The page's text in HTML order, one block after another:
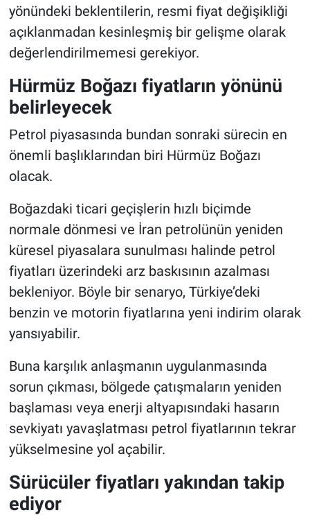
yönündeki beklentilerin, resmi fiyat değişikliği
açıklanmadan kesinleşmiş bir gelişme olarak
değerlendirilmemesi gerekiyor.
Hürmüz Boğazı fiyatların yönünü
belirleyecek
Petrol piyasasında bundan sonraki sürecin en
önemli başlıklarından biri Hürmüz Boğazı
olacak.
Boğazdaki ticari geçişlerin hızlı biçimde
normale dönmesi ve İran petrolünün yeniden
küresel piyasalara sunulması halinde petrol
fiyatları üzerindeki arz baskısının azalması
bekleniyor. Böyle bir senaryo, Türkiye’deki
benzin ve motorin fiyatlarına yeni indirim olarak
yansıyabilir.
Buna karşılık anlaşmanın uygulanmasında
sorun çıkması, bölgede çatışmaların yeniden
başlaması veya enerji altyapısındaki hasarın
sevkiyatı yavaşlatması petrol fiyatlarının tekrar
yükselmesine yol açabilir.
Sürücüler fiyatları yakından takip
ediyor